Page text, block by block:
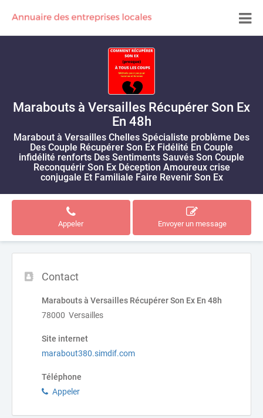
Marabouts à Versailles Récupérer Son Ex
En 48h
Marabout à Versailles Chelles Spécialiste problème Des
Des Couple Récupérer Son Ex Fidélité En Couple
infidélité renforts Des Sentiments Sauvés Son Couple
Reconquérir Son Ex Déception Amoureux crise
conjugale Et Familiale Faire Revenir Son Ex
Appeler Envoyer un message
Contact
Marabouts à Versailles Récupérer Son Ex En 48h
78000 Versailles
Site internet
marabout380.simdif.com
Téléphone
Appeler